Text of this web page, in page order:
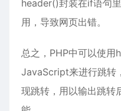
header()封装在if语句
用，导致网页出错。
总之，PHP中可以使用
JavaScript来进行跳转
现跳转，用以输出跳转